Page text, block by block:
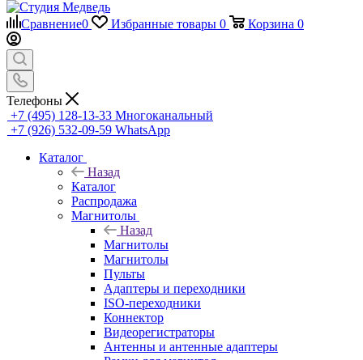
Сравнение0 Избранные товары 0 Корзина 0
Телефоны
+7 (495) 128-13-33 Многоканальный
+7 (926) 532-09-59 WhatsApp
Каталог
Назад
Каталог
Распродажа
Магнитолы
Назад
Магнитолы
Магнитолы
Пульты
Адаптеры и переходники
ISO-переходники
Коннектор
Видеорегистраторы
Антенны и антенные адаптеры